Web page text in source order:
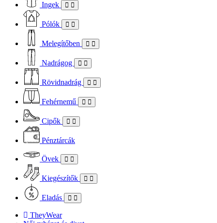
Ingek
Pólók
Melegítőben
Nadrágog
Rövidnadrág
Fehérnemű
Cipők
Pénztárcák
Övek
Kiegészítők
Eladás
TheyWear